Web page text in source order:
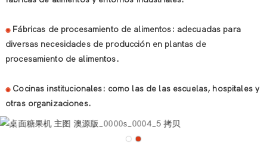
◉ Fábricas de procesamiento de alimentos: adecuadas para
diversas necesidades de producción en plantas de
procesamiento de alimentos.
◉ Cocinas institucionales: como las de las escuelas, hospitales y
otras organizaciones.